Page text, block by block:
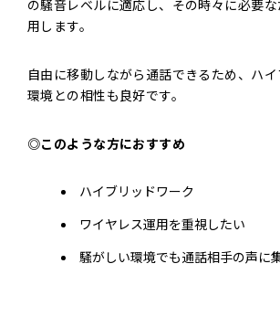
の騒音レベルに適応し、その時々に必要
用します。
自由に移動しながら通話できるため、ハ
環境との相性も良好です。
◎このような方におすすめ
ハイブリッドワーク
ワイヤレス運用を重視したい
騒がしい環境でも通話相手の声に